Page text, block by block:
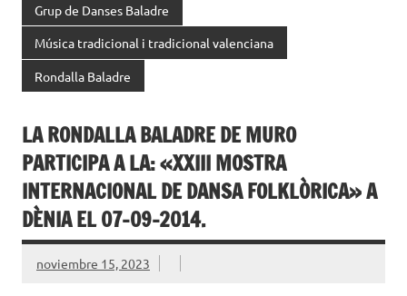
Grup de Danses Baladre
Música tradicional i tradicional valenciana
Rondalla Baladre
LA RONDALLA BALADRE DE MURO
PARTICIPA A LA: «XXIII MOSTRA
INTERNACIONAL DE DANSA FOLKLÒRICA» A
DÈNIA EL 07-09-2014.
noviembre 15, 2023